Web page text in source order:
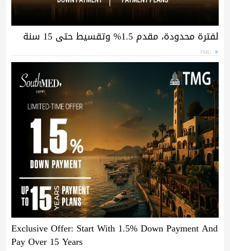
لفترة محدودة، مقدم 1.5% وتقسيط حتى 15 سنة
TMG
Exclusive Offer: Start With 1.5% Down Payment And
Pay Over 15 Years